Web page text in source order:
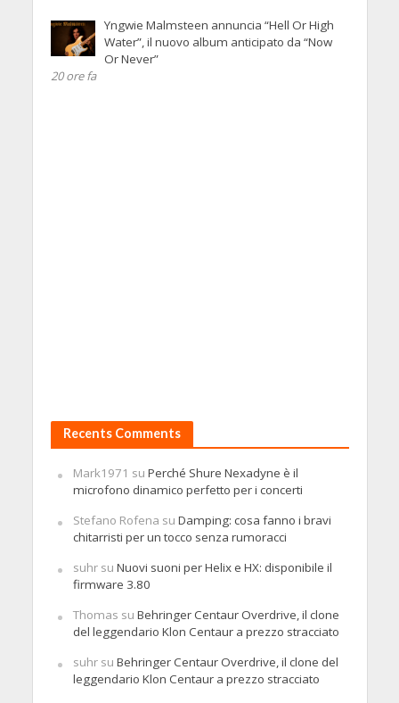
Yngwie Malmsteen annuncia “Hell Or High
Water”, il nuovo album anticipato da “Now
Or Never”
20 ore fa
Recents Comments
Mark1971 su Perché Shure Nexadyne è il
microfono dinamico perfetto per i concerti
Stefano Rofena su Damping: cosa fanno i bravi
chitarristi per un tocco senza rumoracci
suhrsu Nuovi suoni per Helix e HX: disponibile il
firmware 3.80
Thomas su Behringer Centaur Overdrive, il clone
del leggendario Klon Centaur a prezzo stracciato
suhrsu Behringer Centaur Overdrive, il clone del
leggendario Klon Centaur a prezzo stracciato